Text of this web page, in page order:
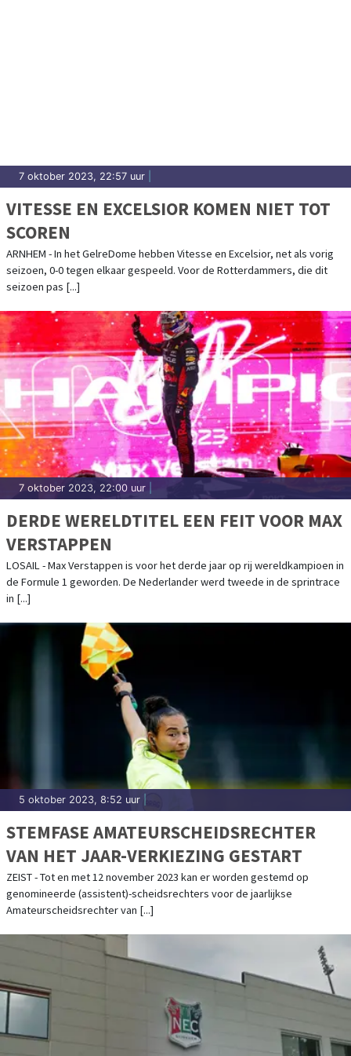
7 oktober 2023, 22:57 uur
VITESSE EN EXCELSIOR KOMEN NIET TOT
SCOREN
ARNHEM - In het GelreDome hebben Vitesse en Excelsior, net als vorig
seizoen, 0-0 tegen elkaar gespeeld. Voor de Rotterdammers, die dit
seizoen pas [...]
7 oktober 2023, 22:00 uur
DERDE WERELDTITEL EEN FEIT VOOR MAX
VERSTAPPEN
LOSAIL - Max Verstappen is voor het derde jaar op rij wereldkampioen in
de Formule 1 geworden. De Nederlander werd tweede in de sprintrace
in [...]
5 oktober 2023, 8:52 uur
STEMFASE AMATEURSCHEIDSRECHTER
VAN HET JAAR-VERKIEZING GESTART
ZEIST - Tot en met 12 november 2023 kan er worden gestemd op
genomineerde (assistent)-scheidsrechters voor de jaarlijkse
Amateurscheidsrechter van [...]